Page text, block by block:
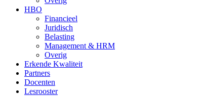
HBO
Financieel
Juridisch
Belasting
Management & HRM
Overig
Erkende Kwaliteit
Partners
Docenten
Lesrooster